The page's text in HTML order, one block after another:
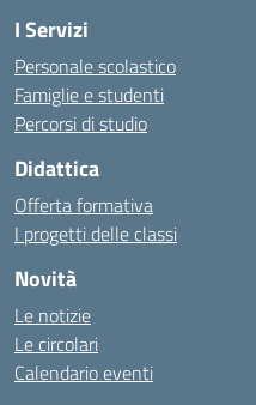
I Servizi
Personale scolastico
Famiglie e studenti
Percorsi di studio
Didattica
Offerta formativa
I progetti delle classi
Novità
Le notizie
Le circolari
Calendario eventi